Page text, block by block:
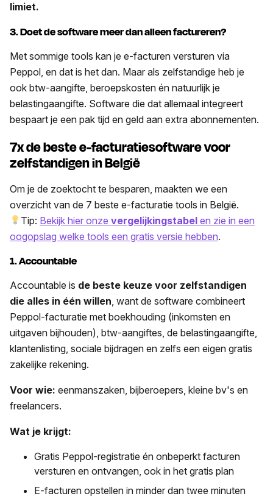
limiet.
3. Doet de software meer dan alleen factureren?
Met sommige tools kan je e-facturen versturen via
Peppol, en dat is het dan. Maar als zelfstandige heb je
ook btw-aangifte, beroepskosten én natuurlijk je
belastingaangifte. Software die dat allemaal integreert
bespaart je een pak tijd en geld aan extra abonnementen.
7x de beste e-facturatiesoftware voor
zelfstandigen in België
Om je de zoektocht te besparen, maakten we een
overzicht van de 7 beste e-facturatie tools in België.
Tip: Bekijk hier onzevergelijkingstabel en zie in een
oogopslag welke tools een gratis versie hebben.
1. Accountable
Accountable is de beste keuze voor zelfstandigen
die alles in één willen, want de software combineert
Peppol-facturatie met boekhouding (inkomsten en
uitgaven bijhouden), btw-aangiftes, de belastingaangifte,
klantenlisting, sociale bijdragen en zelfs een eigen gratis
zakelijke rekening.
Voor wie: eenmanszaken, bijberoepers, kleine bv's en
freelancers.
Wat je krijgt:
Gratis Peppol-registratie én onbeperkt facturen
versturen en ontvangen, ook in het gratis plan
E-facturen opstellen in minder dan twee minuten